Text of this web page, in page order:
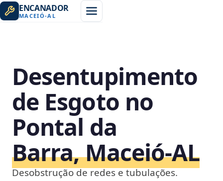
ENCANADOR
MACEIÓ-AL
Desentupimento
de Esgoto no
Pontal da
Barra, Maceió‑AL
Desobstrução de redes e tubulações.